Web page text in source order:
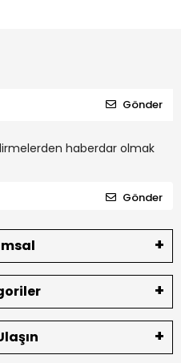
Gönder
haberdar olmak
Gönder